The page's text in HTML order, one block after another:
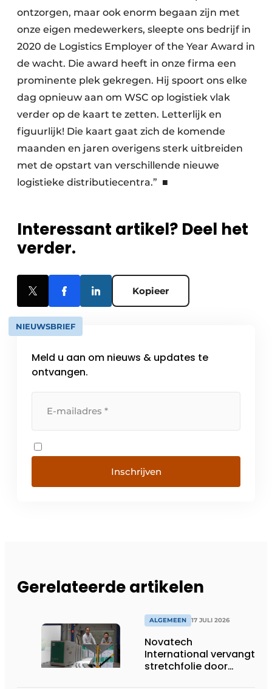
ontzorgen, maar ook enorm begaan zijn met
onze eigen medewerkers, sleepte ons bedrijf in
2020 de Logistics Employer of the Year Award in
de wacht. Die award heeft in onze firma een
prominente plek gekregen. Hij spoort ons elke
dag opnieuw aan om WSC op logistiek vlak
verder op de kaart te zetten. Letterlijk en
figuurlijk! Die kaart gaat zich de komende
maanden en jaren overigens sterk uitbreiden
met de opstart van verschillende nieuwe
logistieke distributiecentra.” ■
Interessant artikel? Deel het
verder.
Kopieer
NIEUWSBRIEF
Meld u aan om nieuws & updates te
ontvangen.
Inschrijven
Gerelateerde artikelen
ALGEMEEN 17 JULI 2026
Novatech
International vervangt
stretchfolie door